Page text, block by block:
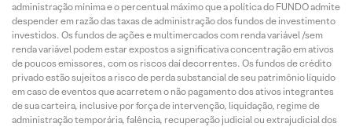
administração mínima e o percentual máximo que a política do FUNDO admite
despender em razão das taxas de administração dos fundos de investimento
investidos. Os fundos de ações e multimercados com renda variável /sem
renda variável podem estar expostos a significativa concentração em ativos
de poucos emissores, com os riscos daí decorrentes. Os fundos de crédito
privado estão sujeitos a risco de perda substancial de seu patrimônio líquido
em caso de eventos que acarretem o não pagamento dos ativos integrantes
de sua carteira, inclusive por força de intervenção, liquidação, regime de
administração temporária, falência, recuperação judicial ou extrajudicial dos